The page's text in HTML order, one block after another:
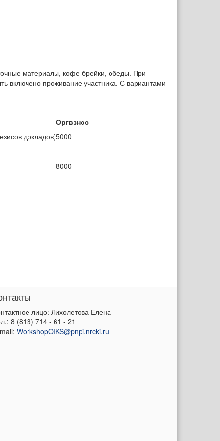
материалы, кофе-брейки, обеды. При
включено проживание участника. С вариантами
Оргвзнос
докладов)5000
8000
лицо: Лихолетова Елена
8 (813) 714 - 61 - 21
WorkshopOIKS@pnpi.nrcki.ru